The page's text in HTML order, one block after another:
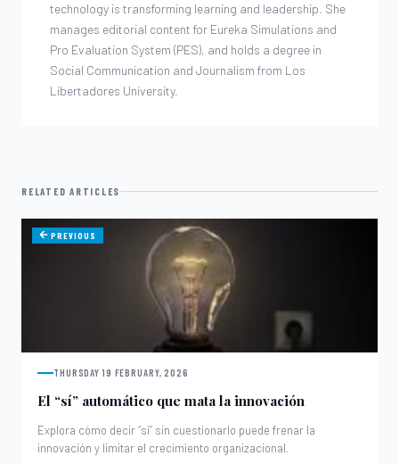
technology is transforming learning and leadership. She
manages editorial content for Eureka Simulations and
Pro Evaluation System (PES), and holds a degree in
Social Communication and Journalism from Los
Libertadores University.
RELATED ARTICLES
PREVIOUS
THURSDAY 19 FEBRUARY, 2026
El “sí” automático que mata la innovación
Explora cómo decir “sí” sin cuestionarlo puede frenar la
innovación y limitar el crecimiento organizacional.